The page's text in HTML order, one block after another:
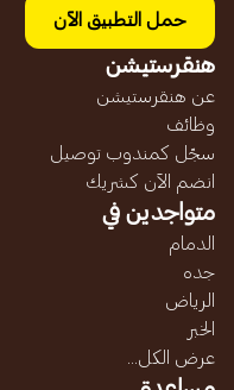
حمل التطبيق الآن
هنقرستيشن
عن هنقرستيشن
وظائف
سجّل كمندوب توصيل
انضم الآن كشريك
متواجدين في
الدمام
جده
الرياض
الخبر
عرض الكل...